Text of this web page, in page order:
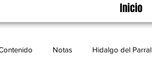
Inicio
Notas Hidalgo del Parral